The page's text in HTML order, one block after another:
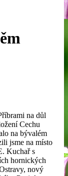
na důl
Cechu
na bývalém
jsme na místo
Kuchař s
hornických
nový